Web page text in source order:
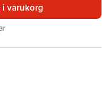
varukorg